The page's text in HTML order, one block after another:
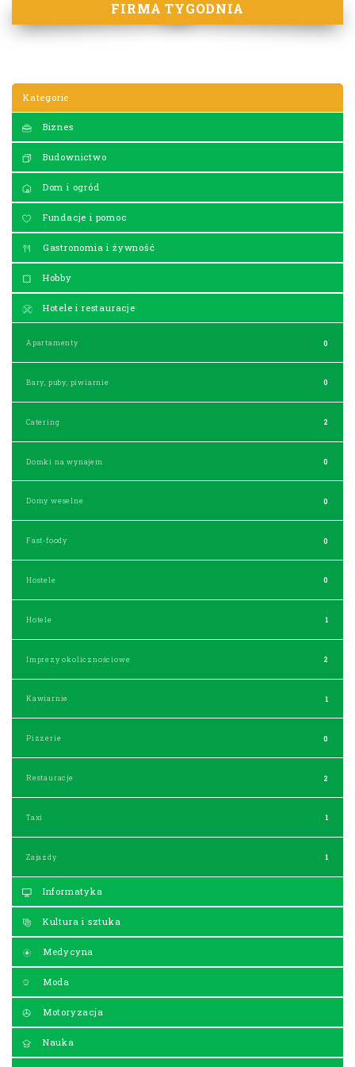
FIRMA TYGODNIA
Kategorie
Biznes
Budownictwo
Dom i ogród
Fundacje i pomoc
Gastronomia i żywność
Hobby
Hotele i restauracje
Apartamenty 0
Bary, puby, piwiarnie 0
Catering 2
Domki na wynajem 0
Domy weselne 0
Fast-foody 0
Hostele 0
Hotele 1
Imprezy okolicznościowe 2
Kawiarnie 1
Pizzerie 0
Restauracje 2
Taxi 1
Zajazdy 1
Informatyka
Kultura i sztuka
Medycyna
Moda
Motoryzacja
Nauka